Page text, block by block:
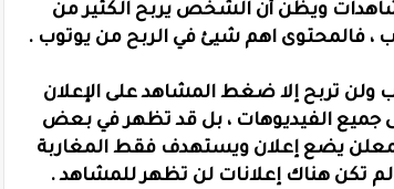
ويظن أن الشخص يربح الكثير من
، فالمحتوى اهم شيئ في الربح من يوتوب .
تربح إلا ضغط المشاهد على الإعلان
جميع الفيديوهات ، بل قد تظهر في بعض
يضع إعلان ويستهدف فقط المغاربة
تكن هناك إعلانات لن تظهر للمشاهد .